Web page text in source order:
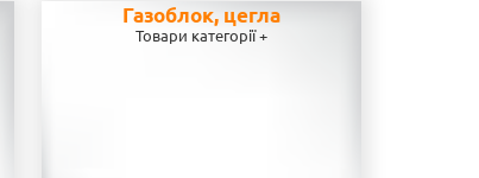
Газоблок, цегла
Товари категорії +